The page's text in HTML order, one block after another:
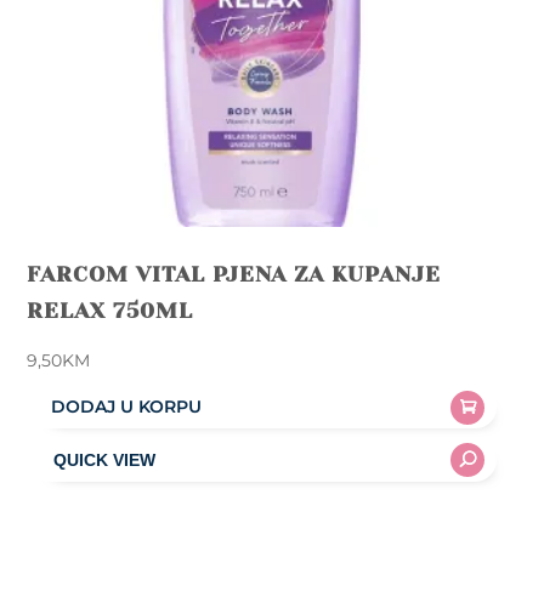
FARCOM VITAL PJENA ZA KUPANJE
RELAX 750ML
9,50KM
DODAJ U KORPU